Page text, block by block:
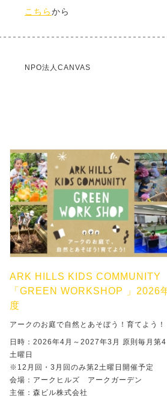
こちらから
NPO法人CANVAS
ARK HILLS KIDS COMMUNITY
「GREEN WORKSHOP 」2026
度
アークのお庭で自然とあそぼう！育てよう！
日時：2026年4月～2027年3月 原則毎月第4
土曜日
※12月回・3月回のみ第2土曜日開催予定
会場：アークヒルズ アークガーデン
主催：森ビル株式会社